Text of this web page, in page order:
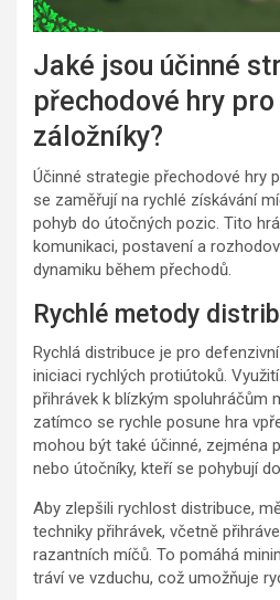
Jaké jsou účinné
přechodové hry
záložníky?
Účinné strategie přechodové hry
se zaměřují na rychlé získávání
pohyb do útočných pozic. Tito
komunikaci, postavení a
dynamiku během přechodů.
Rychlé metody
Rychlá distribuce je pro
iniciaci rychlých protiútoků.
přihrávek k blízkým spoluhráčům
zatímco se rychle posune hra
mohou být také účinné, zejména
nebo útočníky, kteří se pohybují
Aby zlepšili rychlost distribuce,
techniky přihrávek, včetně
razantních míčů. To pomáhá
tráví ve vzduchu, což umožňuje